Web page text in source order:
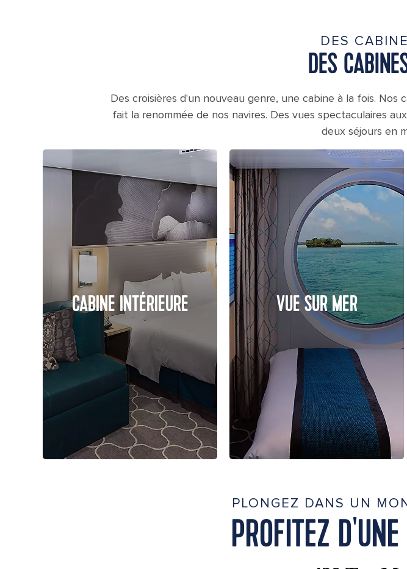
DES
DES
Des croisières d'un nouveau genre, une cabine à la fois.
fait la renommée de nos navires. Des vues spectaculaires
deux séjours en
CABINE INTÉRIEURE VUE SUR MER
PLONGEZ DANS UN
PROFITEZ